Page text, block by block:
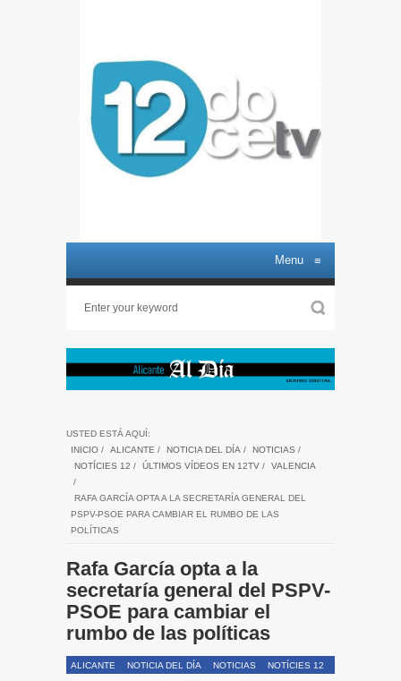
Menu ≡
USTED ESTÁ AQUÍ:
INICIO / ALICANTE / NOTICIA DEL DÍA / NOTICIAS /
NOTÍCIES 12 / ÚLTIMOS VÍDEOS EN 12TV /
VALENCIA
/
RAFA GARCÍA OPTA A LA SECRETARÍA GENERAL DEL
PSPV-PSOE PARA CAMBIAR EL RUMBO DE LAS
POLÍTICAS
Rafa García opta a la
secretaría general del PSPV-
PSOE para cambiar el
rumbo de las políticas
ALICANTE NOTICIA DEL DÍA NOTICIAS
NOTÍCIES 12